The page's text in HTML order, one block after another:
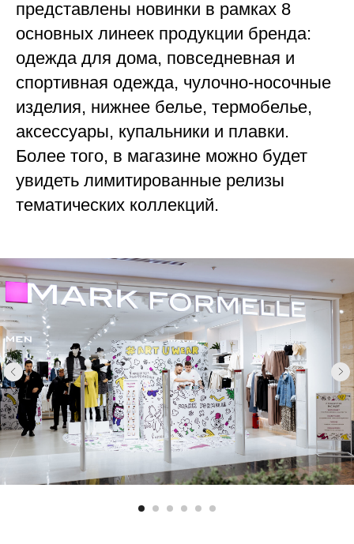
представлены новинки в рамках 8
основных линеек продукции бренда:
одежда для дома, повседневная и
спортивная одежда, чулочно-носочные
изделия, нижнее белье, термобелье,
аксессуары, купальники и плавки.
Более того, в магазине можно будет
увидеть лимитированные релизы
тематических коллекций.